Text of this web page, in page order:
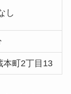
し
本町2丁目13